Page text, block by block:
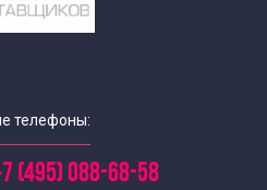
для студентов
телефоны:
(495) 088-68-58